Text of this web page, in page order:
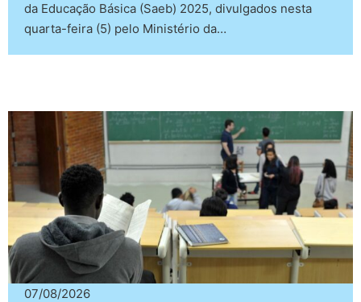
da Educação Básica (Saeb) 2025, divulgados nesta
quarta-feira (5) pelo Ministério da…
07/08/2026